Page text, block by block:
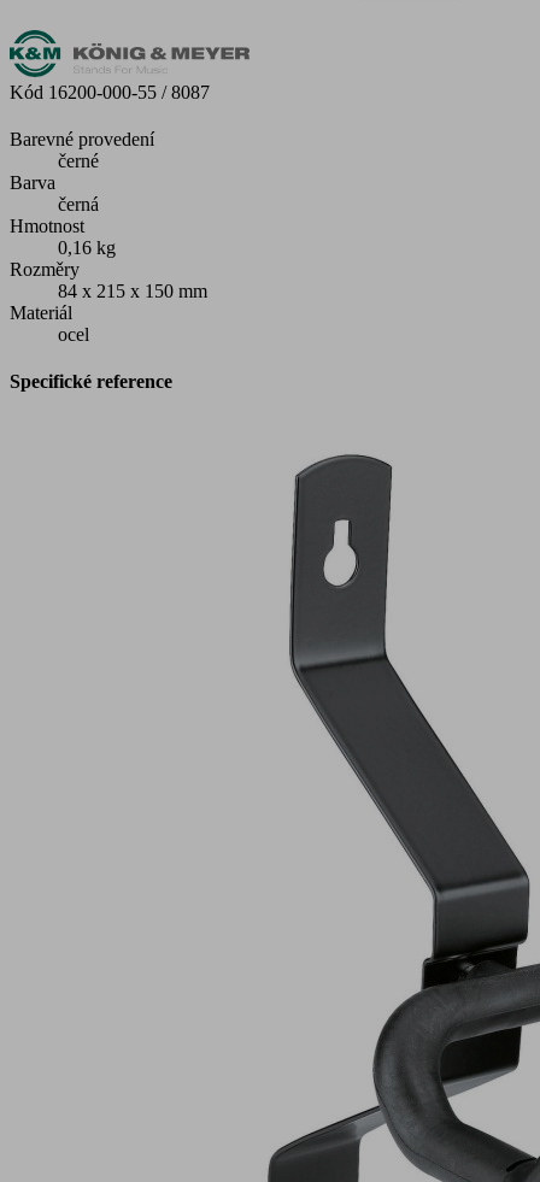
Kód 16200-000-55 / 8087
Barevné provedení
černé
Barva
černá
Hmotnost
0,16 kg
Rozměry
84 x 215 x 150 mm
Materiál
ocel
Specifické reference